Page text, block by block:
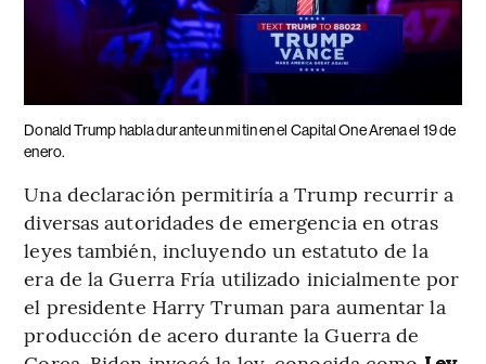
Donald Trump habla durante un mitin en el Capital One Arena el 19 de
enero.
Una declaración permitiría a Trump recurrir a
diversas autoridades de emergencia en otras
leyes también, incluyendo un estatuto de la
era de la Guerra Fría utilizado inicialmente por
el presidente Harry Truman para aumentar la
producción de acero durante la Guerra de